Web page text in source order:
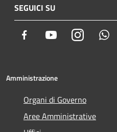
SEGUICI SU
Facebook YoutubeInstagram
Amministrazione
Organi di Governo
Aree Amministrative